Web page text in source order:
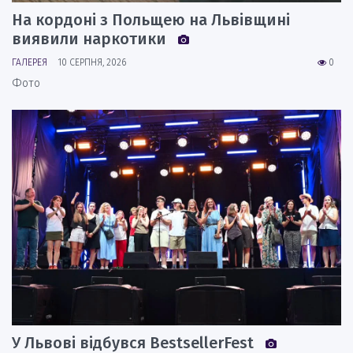
На кордоні з Польщею на Львівщині
виявили наркотики
0
ГАЛЕРЕЯ 10 СЕРПНЯ, 2026
Фото
У Львові відбувся BestsellerFest